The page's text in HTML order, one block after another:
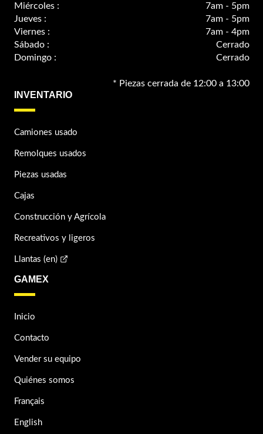
Miércoles :
7am - 5pm
Jueves :
7am - 5pm
Viernes :
7am - 4pm
Sábado :
Cerrado
Domingo :
Cerrado
* Piezas cerrada de 12:00 a 13:00
INVENTARIO
Camiones usado
Remolques usados
Piezas usadas
Cajas
Construcción y Agrícola
Recreativos y ligeros
Llantas (en)
GAMEX
Inicio
Contacto
Vender su equipo
Quiénes somos
Français
English